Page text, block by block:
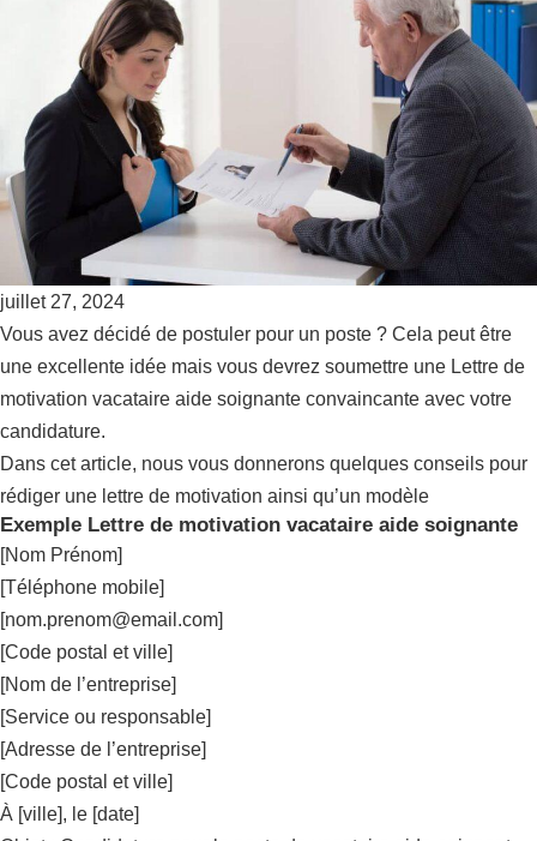
juillet 27, 2024
Vous avez décidé de postuler pour un poste ? Cela peut être
une excellente idée mais vous devrez soumettre une Lettre de
motivation vacataire aide soignante convaincante avec votre
candidature.
Dans cet article, nous vous donnerons quelques conseils pour
rédiger une lettre de motivation ainsi qu’un modèle
Exemple Lettre de motivation vacataire aide soignante
[Nom Prénom]
[Téléphone mobile]
[nom.prenom@email.com]
[Code postal et ville]
[Nom de l’entreprise]
[Service ou responsable]
[Adresse de l’entreprise]
[Code postal et ville]
À [ville], le [date]